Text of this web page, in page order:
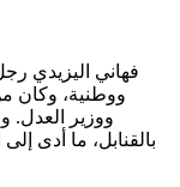
فهاني اليزيدي
ووطنية، وكان
ووزير
بالقنابل، ما أدى